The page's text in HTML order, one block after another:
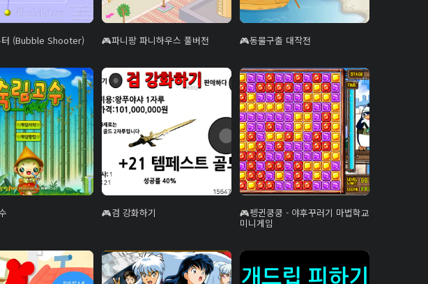
터 (Bubble Shooter) 파니팡 파니하우스 풀버전 동물구출 대작전
검 강화하기 펭귄쿵쿵 - 야후꾸러기 마법학교
미니게임